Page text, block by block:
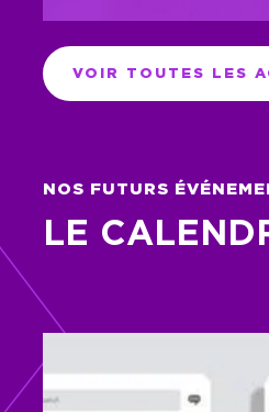
VOIR TOUTES LES
NOS FUTURS
LE